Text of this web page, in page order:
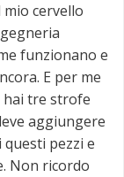
cervello
funzionano e
E per me
hai tre strofe
aggiungere
questi pezzi e
Non ricordo